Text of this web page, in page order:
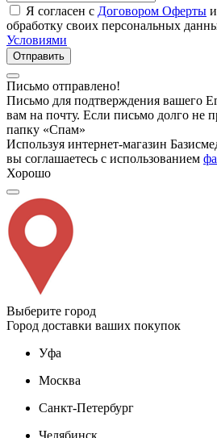
Я согласен с Договором Оферты
обработку своих персональных
Условиями
Отправить
Письмо отправлено!
Письмо для подтверждения вашего
вам на почту. Если письмо долго не
папку «Спам»
Используя интернет-магазин
вы соглашаетесь с использованием
Хорошо
Выберите город
Город доставки ваших покупок
Уфа
Москва
Санкт-Петербург
Челябинск